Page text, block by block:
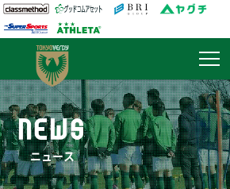
NEWS
ニュース